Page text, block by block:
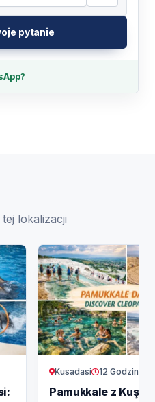
pytanie
lokalizacji
Kusadasi 12 Godziny
Pamukkale z